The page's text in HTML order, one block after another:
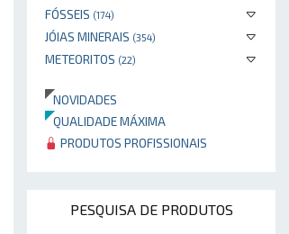
FÓSSEIS (174)
JÓIAS MINERAIS (354)
METEORITOS (22)
NOVIDADES
QUALIDADE MÁXIMA
PRODUTOS PROFISSIONAIS
PESQUISA DE PRODUTOS